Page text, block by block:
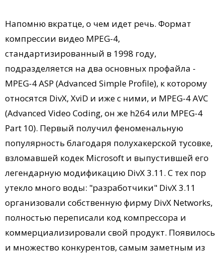
Напомню вкратце, о чем идет речь. Формат
компрессии видео MPEG-4,
стандартизированный в 1998 году,
подразделяется на два основных профайла -
MPEG-4 ASP (Advanced Simple Profile), к которому
относятся DivХ, XviD и иже с ними, и MPEG-4 AVC
(Advanced Video Coding, он же h264 или MPEG-4
Part 10). Первый получил феноменальную
популярность благодаря полухакерской тусовке,
взломавшей кодек Microsoft и выпустившей его
легендарную модификацию DivX 3.11. С тех пор
утекло много воды: "разработчики" DivХ 3.11
организовали собственную фирму DivX Networks,
полностью переписали код компрессора и
коммерциализировали свой продукт. Появилось
и множество конкурентов, самым заметным из